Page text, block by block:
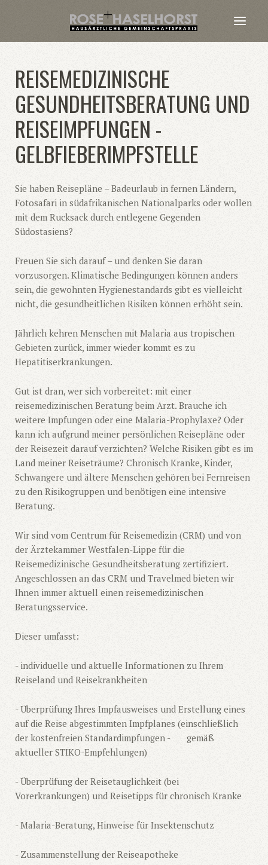
REISEMEDIZINISCHE
GESUNDHEITSBERATUNG UND
REISEIMPFUNGEN -
GELBFIEBERIMPFSTELLE
Sie haben Reisepläne – Badeurlaub in fernen Ländern,
Fotosafari in südafrikanischen Nationalparks oder wollen
mit dem Rucksack durch entlegene Gegenden
Südostasiens?
Freuen Sie sich darauf – und denken Sie daran
vorzusorgen. Klimatische Bedingungen können anders
sein, die gewohnten Hygienestandards gibt es vielleicht
nicht, die gesundheitlichen Risiken können erhöht sein.
Jährlich kehren Menschen mit Malaria aus tropischen
Gebieten zurück, immer wieder kommt es zu
Hepatitiserkrankungen.
Gut ist dran, wer sich vorbereitet: mit einer
reisemedizinischen Beratung beim Arzt. Brauche ich
weitere Impfungen oder eine Malaria-Prophylaxe? Oder
kann ich aufgrund meiner persönlichen Reisepläne oder
der Reisezeit darauf verzichten? Welche Risiken gibt es im
Land meiner Reiseträume? Chronisch Kranke, Kinder,
Schwangere und ältere Menschen gehören bei Fernreisen
zu den Risikogruppen und benötigen eine intensive
Beratung.
Wir sind vom Centrum für Reisemedizin (CRM) und von
der Ärztekammer Westfalen-Lippe für die
Reisemedizinische Gesundheitsberatung zertifiziert.
Angeschlossen an das CRM und Travelmed bieten wir
Ihnen immer aktuell einen reisemedizinischen
Beratungsservice.
Dieser umfasst:
- individuelle und aktuelle Informationen zu Ihrem
Reiseland und Reisekrankheiten
- Überprüfung Ihres Impfausweises und Erstellung eines
auf die Reise abgestimmten Impfplanes (einschließlich
der kostenfreien Standardimpfungen - gemäß
aktueller STIKO-Empfehlungen)
- Überprüfung der Reisetauglichkeit (bei
Vorerkrankungen) und Reisetipps für chronisch Kranke
- Malaria-Beratung, Hinweise für Insektenschutz
- Zusammenstellung der Reiseapotheke